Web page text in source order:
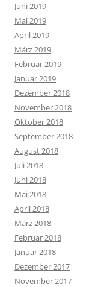
Juni 2019
Mai 2019
April 2019
März 2019
Februar 2019
Januar 2019
Dezember 2018
November 2018
Oktober 2018
September 2018
August 2018
Juli 2018
Juni 2018
Mai 2018
April 2018
März 2018
Februar 2018
Januar 2018
Dezember 2017
November 2017